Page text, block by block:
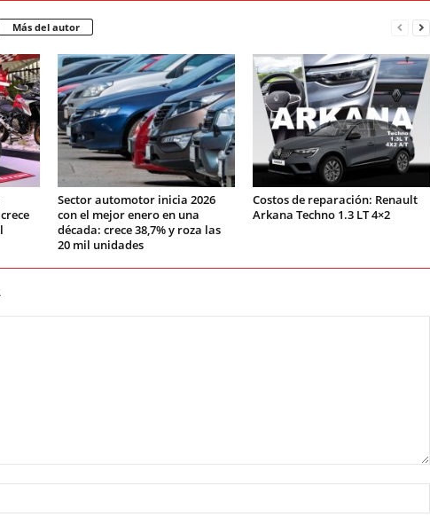
Más del autor
Sector automotor inicia 2026
con el mejor enero en una
década: crece 38,7% y roza las
20 mil unidades
Costos de reparación: Renault
Arkana Techno 1.3 LT 4×2